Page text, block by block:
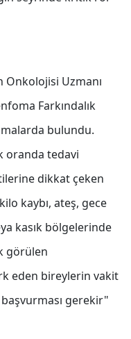
Onkolojisi Uzmanı
Farkındalık
bulundu.
oranda tedavi
dikkat çeken
kaybı, ateş, gece
kasık bölgelerinde
görülen
eden bireylerin vakit
gerekir"